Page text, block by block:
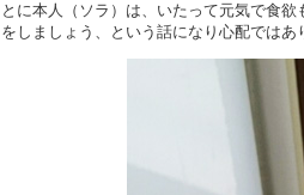
とに本人（ソラ）は、いたって元気で食
をしましょう、という話になり心配ではあ